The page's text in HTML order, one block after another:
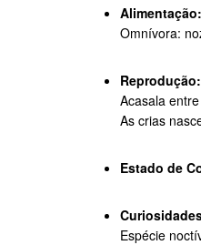
Alimentação:
Omnívora:
Reprodução:
Acasala
As crias
Estado de
Espécie